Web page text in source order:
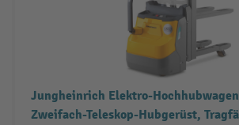
Jungheinrich Elektro-Hochhubwagen
Zweifach-Teleskop-Hubgerüst,